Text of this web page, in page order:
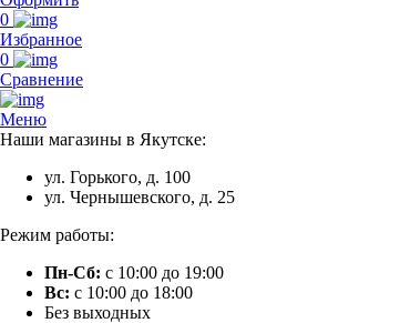
0
Избранное
0
Сравнение
Меню
Наши магазины в Якутске:
ул. Горького, д. 100
ул. Чернышевского, д. 25
Режим работы:
Пн-Сб: с 10:00 до 19:00
Вс: с 10:00 до 18:00
Без выходных